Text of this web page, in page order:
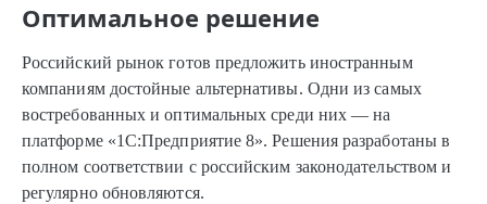
Оптимальное решение
Российский рынок готов предложить иностранным
компаниям достойные альтернативы. Одни из самых
востребованных и оптимальных среди них — на
платформе «1С:Предприятие 8». Решения разработаны в
полном соответствии с российским законодательством и
регулярно обновляются.